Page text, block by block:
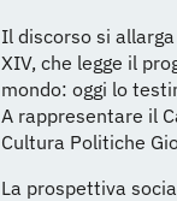
Il discorso si
XIV, che legge il
mondo: oggi lo
A rappresentare il
Cultura Politiche
La prospettiva